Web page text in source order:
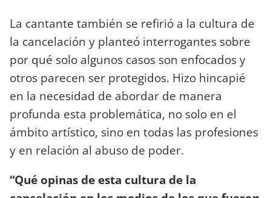
La cantante también se refirió a la cultura de
la cancelación y planteó interrogantes sobre
por qué solo algunos casos son enfocados y
otros parecen ser protegidos. Hizo hincapié
en la necesidad de abordar de manera
profunda esta problemática, no solo en el
ámbito artístico, sino en todas las profesiones
y en relación al abuso de poder.
“Qué opinas de esta cultura de la